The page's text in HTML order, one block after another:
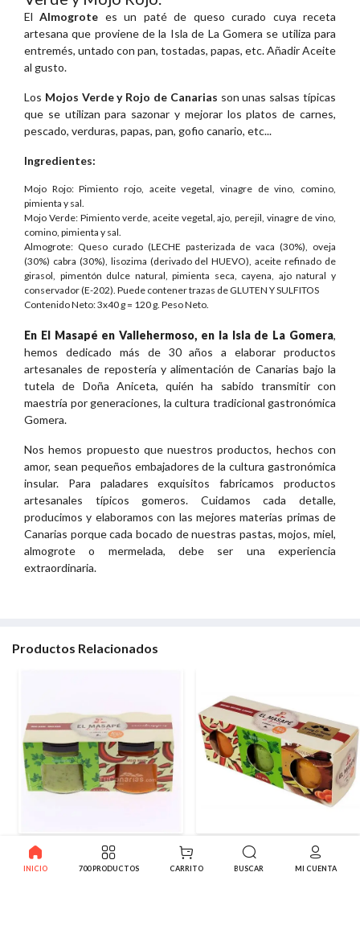
ElAlmogrote es un paté de queso curado cuya receta
artesana que proviene de la Isla de La Gomera se utiliza para
entremés, untado con pan, tostadas, papas, etc. Añadir Aceite
al gusto.
Los Mojos Verde y Rojo de Canarias son unas salsas típicas
que se utilizan para sazonar y mejorar los platos de carnes,
pescado, verduras, papas, pan, gofio canario, etc...
Ingredientes:
Mojo Rojo: Pimiento rojo, aceite vegetal, vinagre de vino, comino,
pimienta y sal.
Mojo Verde: Pimiento verde, aceite vegetal, ajo, perejil, vinagre de vino,
comino, pimienta y sal.
Almogrote: Queso curado (LECHE pasterizada de vaca (30%), oveja
(30%) cabra (30%), lisozima (derivado del HUEVO), aceite refinado de
girasol, pimentón dulce natural, pimienta seca, cayena, ajo natural y
conservador (E-202). Puede contener trazas de GLUTEN Y SULFITOS
Contenido Neto: 3x40 g = 120 g. Peso Neto.
En El Masapé en Vallehermoso, en la Isla de La Gomera,
hemos dedicado más de 30 años a elaborar productos
artesanales de repostería y alimentación de Canarias bajo la
tutela de Doña Aniceta, quién ha sabido transmitir con
maestría por generaciones, la cultura tradicional gastronómica
Gomera.
Nos hemos propuesto que nuestros productos, hechos con
amor, sean pequeños embajadores de la cultura gastronómica
insular. Para paladares exquisitos fabricamos productos
artesanales típicos gomeros. Cuidamos cada detalle,
producimos y elaboramos con las mejores materias primas de
Canarias porque cada bocado de nuestras pastas, mojos, miel,
almogrote o mermelada, debe ser una experiencia
extraordinaria.
Productos Relacionados
2x125g Pack Mojo Rojo + Mojo
Verde Masape
Mojo Rojo + Mojo Verde +
Almogrote Masape
INICIO 700 PRODUCTOS CARRITO BUSCAR MI CUENTA